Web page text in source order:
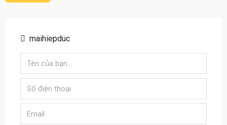
maihiepduc